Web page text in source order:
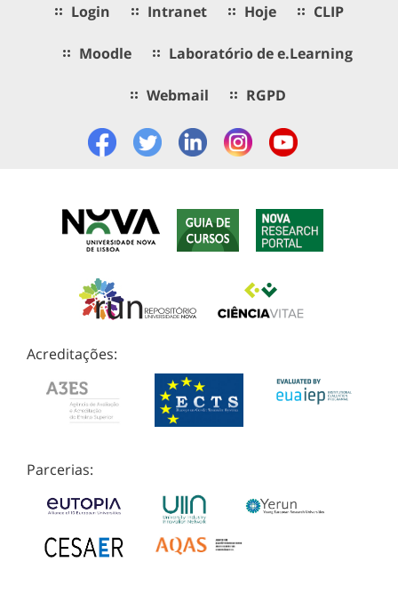
Login Intranet Hoje CLIP
Moodle Laboratório de e.Learning
Webmail RGPD
Acreditações:
Parcerias: